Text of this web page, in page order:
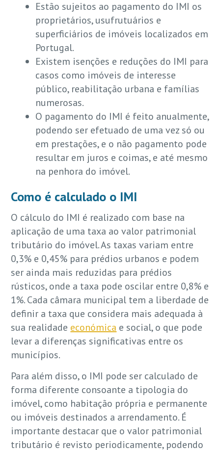
Estão sujeitos ao pagamento do IMI os
proprietários, usufrutuários e
superficiários de imóveis localizados em
Portugal.
Existem isenções e reduções do IMI para
casos como imóveis de interesse
público, reabilitação urbana e famílias
numerosas.
O pagamento do IMI é feito anualmente,
podendo ser efetuado de uma vez só ou
em prestações, e o não pagamento pode
resultar em juros e coimas, e até mesmo
na penhora do imóvel.
Como é calculado o IMI
O cálculo do IMI é realizado com base na
aplicação de uma taxa ao valor patrimonial
tributário do imóvel. As taxas variam entre
0,3% e 0,45% para prédios urbanos e podem
ser ainda mais reduzidas para prédios
rústicos, onde a taxa pode oscilar entre 0,8% e
1%. Cada câmara municipal tem a liberdade de
definir a taxa que considera mais adequada à
sua realidade económica e social, o que pode
levar a diferenças significativas entre os
municípios.
Para além disso, o IMI pode ser calculado de
forma diferente consoante a tipologia do
imóvel, como habitação própria e permanente
ou imóveis destinados a arrendamento. É
importante destacar que o valor patrimonial
tributário é revisto periodicamente, podendo